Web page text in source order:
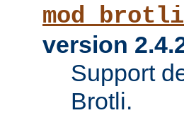
mod_brotli
version
Support
Brotli.